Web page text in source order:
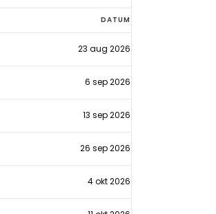
DATUM
23 aug 2026
6 sep 2026
13 sep 2026
26 sep 2026
4 okt 2026